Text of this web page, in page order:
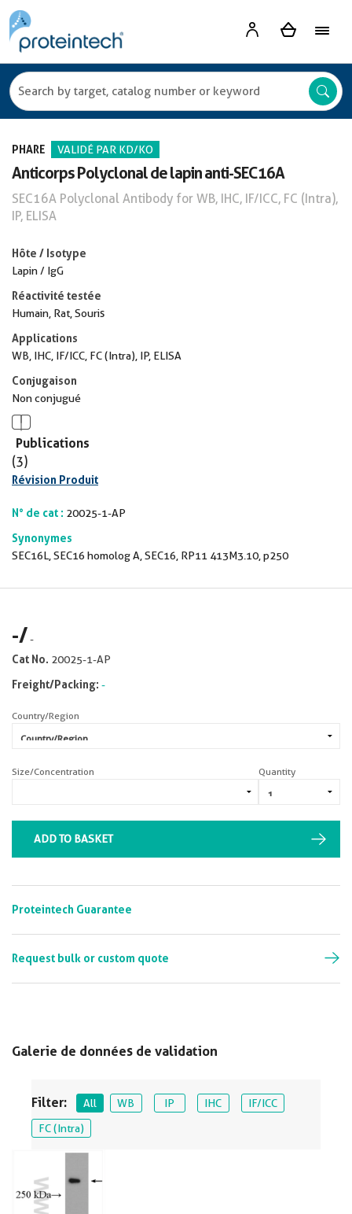
PHARE VALIDÉ PAR KD/KO
Anticorps Polyclonal de lapin anti-SEC16A
SEC16A Polyclonal Antibody for WB, IHC, IF/ICC, FC (Intra),
IP, ELISA
Hôte / Isotype
Lapin / IgG
Réactivité testée
Humain, Rat, Souris
Applications
WB, IHC, IF/ICC, FC (Intra), IP, ELISA
Conjugaison
Non conjugué
Publications
(3)
Révision Produit
N° de cat : 20025-1-AP
Synonymes
SEC16L, SEC16 homolog A, SEC16, RP11 413M3.10, p250
Galerie de données de validation
Filter: All WB IP IHC
IF/ICC
FC (Intra)
-/-
Cat No. 20025-1-AP
Freight/Packing: -
Country/Region
Size/Concentration Quantity
ADD TO BASKET
Proteintech Guarantee
Request bulk or custom quote